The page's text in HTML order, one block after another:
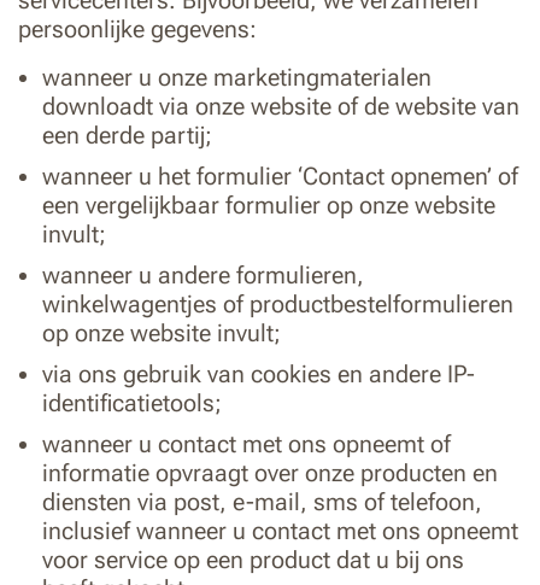
persoonlijke gegevens:
wanneer u onze marketingmaterialen
downloadt via onze website of de website van
een derde partij;
wanneer u het formulier ‘Contact opnemen’ of
een vergelijkbaar formulier op onze website
invult;
wanneer u andere formulieren,
winkelwagentjes of productbestelformulieren
op onze website invult;
via ons gebruik van cookies en andere IP-
identificatietools;
wanneer u contact met ons opneemt of
informatie opvraagt over onze producten en
diensten via post, e-mail, sms of telefoon,
inclusief wanneer u contact met ons opneemt
voor service op een product dat u bij ons